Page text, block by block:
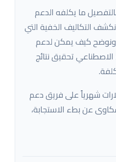
ما يكلفه الدعم
التكاليف الخفية التي
ونوضح كيف يمكن لدعم
الاصطناعي تحقيق نتائج
شهرياً على فريق دعم
عن بطء الاستجابة،